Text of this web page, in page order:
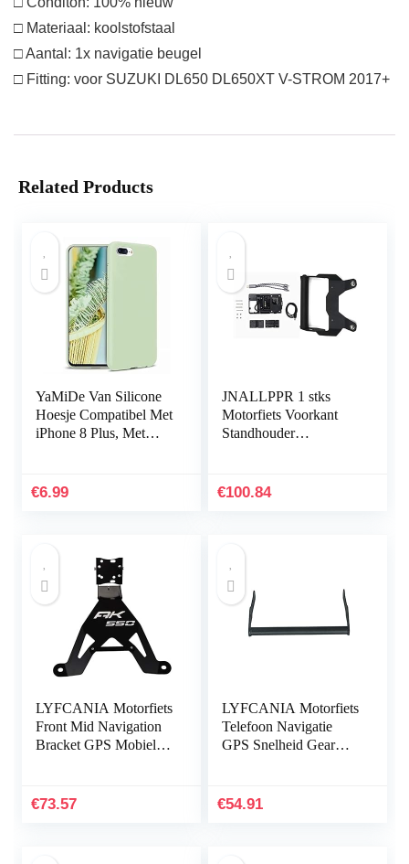
□ Materiaal: koolstofstaal
□ Aantal: 1x navigatie beugel
□ Fitting: voor SUZUKI DL650 DL650XT V-STROM 2017+
Related Products
YaMiDe Van Silicone
Hoesje Compatibel Met
iPhone 8 Plus, Met
Schokbestendige En…
€6.99
JNALLPPR 1 stks
Motorfiets Voorkant
Standhouder
R1200RS S1000R XR
€100.84
LYFCANIA Motorfiets
Front Mid Navigation
Bracket GPS Mobiele
(Color : Black)
€73.57
LYFCANIA Motorfiets
Telefoon Navigatie
GPS Snelheid Gear
Honda CB500 X
€54.91